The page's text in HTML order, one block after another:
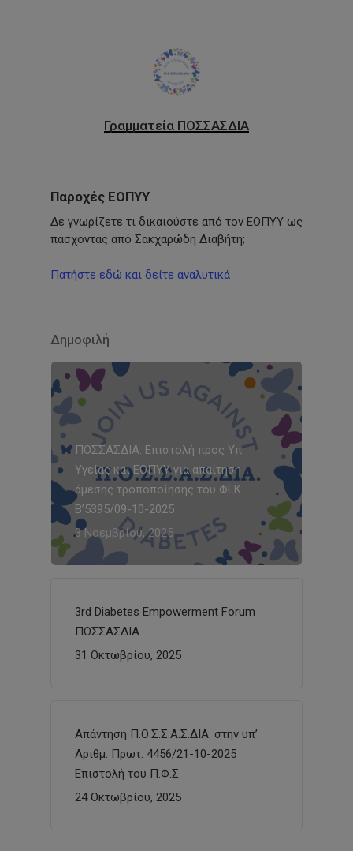
Γραμματεία ΠΟΣΣΑΣΔΙΑ
Παροχές ΕΟΠΥΥ
Δε γνωρίζετε τι δικαιούστε από τον ΕΟΠΥΥ ως
πάσχοντας από Σακχαρώδη Διαβήτη;
Πατήστε εδώ και δείτε αναλυτικά
Δημοφιλή
ΠΟΣΣΑΣΔΙΑ: Επιστολή προς Υπ.
Υγείας και ΕΟΠΥΥ για απαίτηση
άμεσης τροποποίησης του ΦΕΚ
Β’5395/09-10-2025
3 Νοεμβρίου, 2025
3rd Diabetes Empowerment Forum
ΠΟΣΣΑΣΔΙΑ
31 Οκτωβρίου, 2025
Απάντηση Π.Ο.Σ.Σ.Α.Σ.ΔΙΑ. στην υπ’
Αριθμ. Πρωτ. 4456/21-10-2025
Επιστολή του Π.Φ.Σ.
24 Οκτωβρίου, 2025